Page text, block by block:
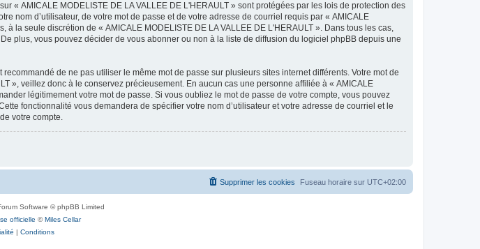
« AMICALE MODELISTE DE LA VALLEE DE L'HERAULT » sont protégées par les lois de protection des
nom d’utilisateur, de votre mot de passe et de votre adresse de courriel requis par « AMICALE
la seule discrétion de « AMICALE MODELISTE DE LA VALLEE DE L'HERAULT ». Dans tous les cas,
plus, vous pouvez décider de vous abonner ou non à la liste de diffusion du logiciel phpBB depuis une
de ne pas utiliser le même mot de passe sur plusieurs sites internet différents. Votre mot de
», veillez donc à le conservez précieusement. En aucun cas une personne affiliée à « AMICALE
légitimement votre mot de passe. Si vous oubliez le mot de passe de votre compte, vous pouvez
fonctionnalité vous demandera de spécifier votre nom d’utilisateur et votre adresse de courriel et le
votre compte.
Fuseau horaire sur UTC+02:00
Supprimer les cookies
Software © phpBB Limited
officielle ©Miles Cellar
| Conditions